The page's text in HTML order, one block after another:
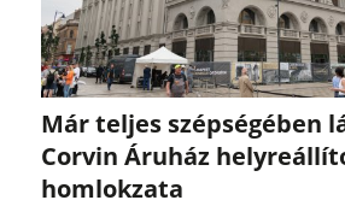
Már teljes szépségében
Corvin Áruház
homlokzata